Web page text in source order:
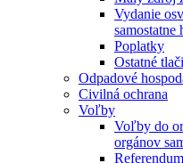
Vydanie
Poplatky
Ostatné
Odpadové
Civilná ochrana
Voľby
Voľby do
orgánov